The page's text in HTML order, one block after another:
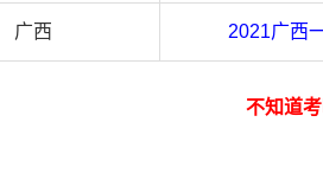
广西 2021广西
不知道